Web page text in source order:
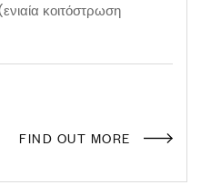
κοιτόστρωση
FIND OUT MORE